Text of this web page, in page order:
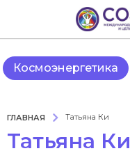
Космоэнергетика
ГЛАВНАЯ Татьяна Ки
Татьяна Ки